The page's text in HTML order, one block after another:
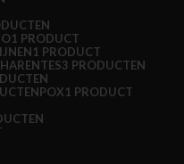
1 PRODUCT
1 PRODUCT
3 PRODUCTEN
POX1 PRODUCT